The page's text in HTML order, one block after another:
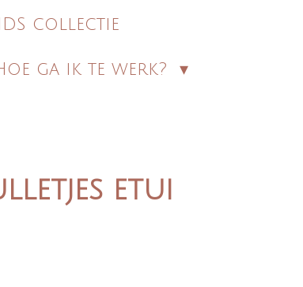
collectie
ga ik te werk?
etui